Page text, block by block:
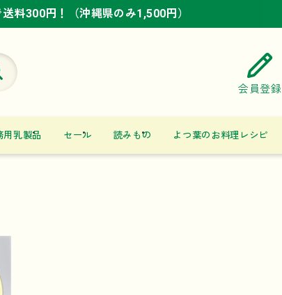
料300円！（沖縄県のみ1,500円）
料300円！（沖縄県のみ1,500円）
料300円！（沖縄県のみ1,500円）
会員登録
用乳製品 セール 読みもの よつ葉のお料理レシピ